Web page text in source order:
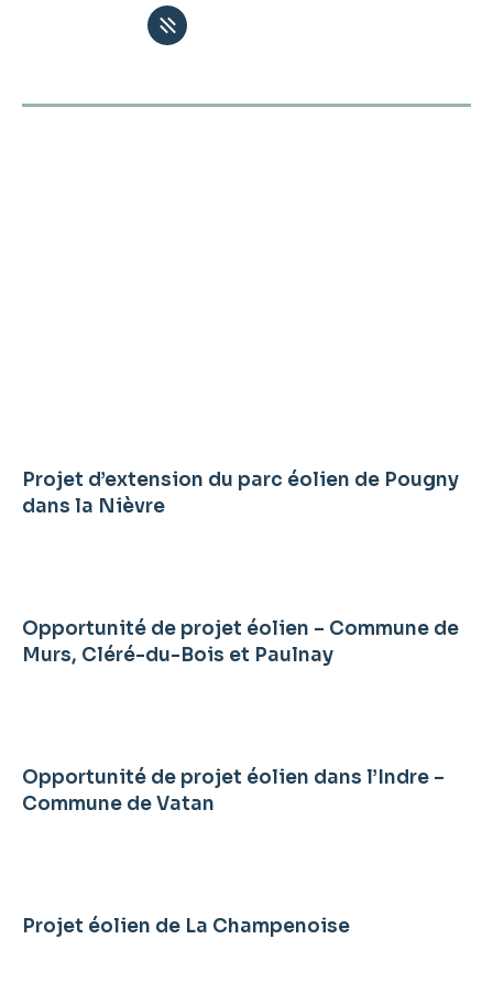
Projet d’extension du parc éolien de Pougny
dans la Nièvre
Opportunité de projet éolien – Commune de
Murs, Cléré-du-Bois et Paulnay
Opportunité de projet éolien dans l’Indre –
Commune de Vatan
Projet éolien de La Champenoise